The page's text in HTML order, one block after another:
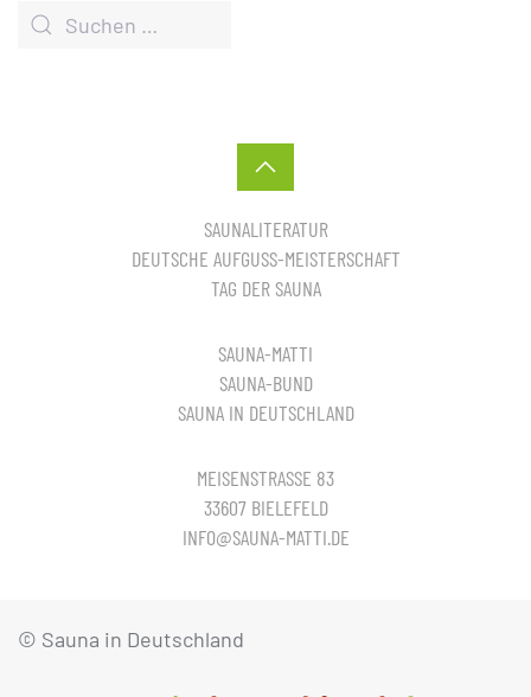
SAUNALITERATUR
DEUTSCHE AUFGUSS-MEISTERSCHAFT
TAG DER SAUNA
SAUNA-MATTI
SAUNA-BUND
SAUNA IN DEUTSCHLAND
MEISENSTRASSE 83
33607 BIELEFELD
INFO@SAUNA-MATTI.DE
© Sauna in Deutschland